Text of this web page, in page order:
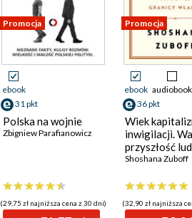
Promocja
ebook
31 pkt
Polska na wojnie
Zbigniew Parafianowicz
(29,75 zł najniższa cena z 30 dni)
Promocja
ebook audiobook
36 pkt
Wiek
inwigilacji.
przyszłość
na nowej
Shoshana Zuboff
(32,90 zł najniższa